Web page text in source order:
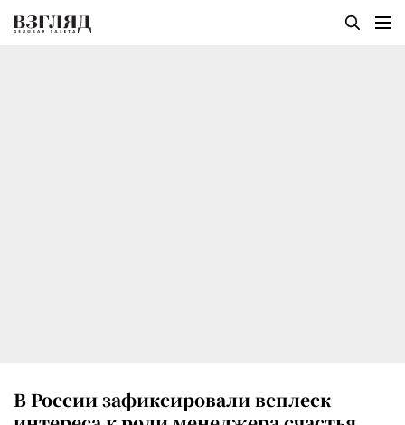
В России зафиксировали всплеск